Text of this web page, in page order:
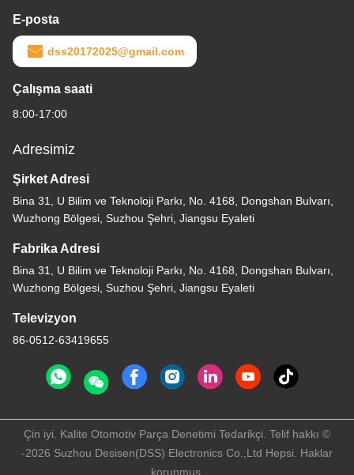
E-posta
dss20172025@gmail.com
Çalışma saati
8:00-17:00
Adresimiz
Şirket Adresi
Bina 31, U Bilim ve Teknoloji Parkı, No. 4168, Dongshan Bulvarı,
Wuzhong Bölgesi, Suzhou Şehri, Jiangsu Eyaleti
Fabrika Adresi
Bina 31, U Bilim ve Teknoloji Parkı, No. 4168, Dongshan Bulvarı,
Wuzhong Bölgesi, Suzhou Şehri, Jiangsu Eyaleti
Televizyon
86-0512-63419655
Çin iyi. Kalite Otomotiv Parça Denetimi Tedarikçi. Telif hakkı ©
-2026 Suzhou Desisen(DSS) Electronics Co.,Ltd Hepsi. Haklar
korunmuş.